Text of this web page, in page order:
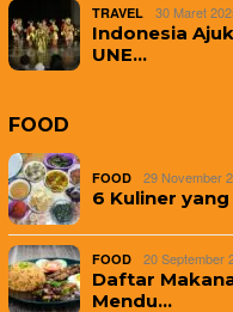
TRAVEL 30 Maret
Indonesia
UNE…
FOOD
FOOD 29 November
6 Kuliner
FOOD 20 September
Daftar
Mendu…